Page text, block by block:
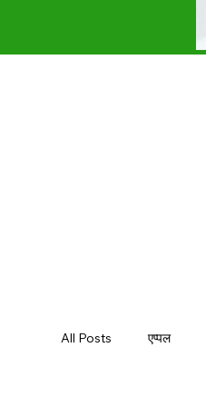
All Posts एप्पल